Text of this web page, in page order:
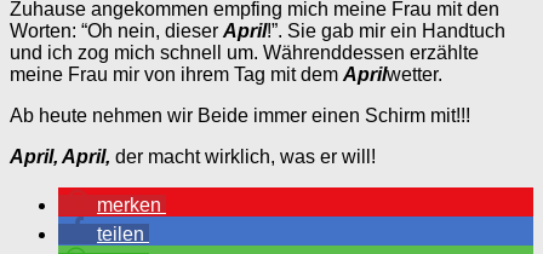
Zuhause angekommen empfing mich meine Frau mit den
Worten: “Oh nein, dieser April!”. Sie gab mir ein Handtuch
und ich zog mich schnell um. Währenddessen erzählte
meine Frau mir von ihrem Tag mit dem Aprilwetter.
Ab heute nehmen wir Beide immer einen Schirm mit!!!
April, April, der macht wirklich, was er will!
merken
teilen